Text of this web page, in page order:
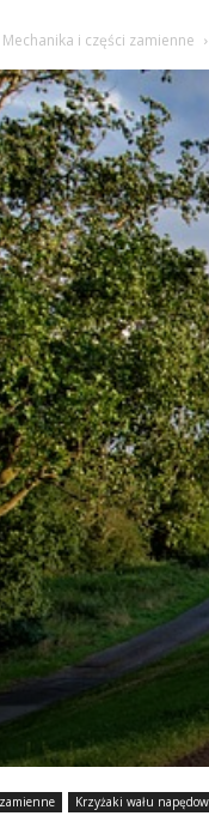
Mechanika i części zamienne
Krzyżaki wału